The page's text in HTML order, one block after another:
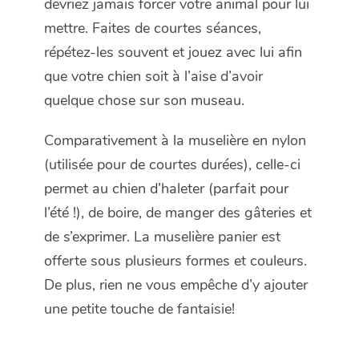
mettre. Faites de courtes séances,
répétez-les souvent et jouez avec lui afin
que votre chien soit à l’aise d’avoir
quelque chose sur son museau.
Comparativement à la muselière en nylon
(utilisée pour de courtes durées), celle-ci
permet au chien d’haleter (parfait pour
l’été !), de boire, de manger des gâteries et
de s’exprimer. La muselière panier est
offerte sous plusieurs formes et couleurs.
De plus, rien ne vous empêche d’y ajouter
une petite touche de fantaisie!